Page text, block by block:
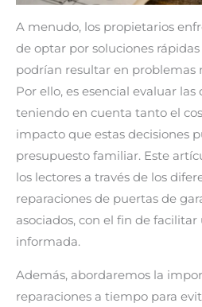
A menudo, los propietarios
de optar por soluciones
podrían resultar en problemas
Por ello, es esencial evaluar
teniendo en cuenta tanto el
impacto que estas decisiones
presupuesto familiar. Este
los lectores a través de los
reparaciones de puertas de
asociados, con el fin de facilitar
informada.
Además, abordaremos la
reparaciones a tiempo para